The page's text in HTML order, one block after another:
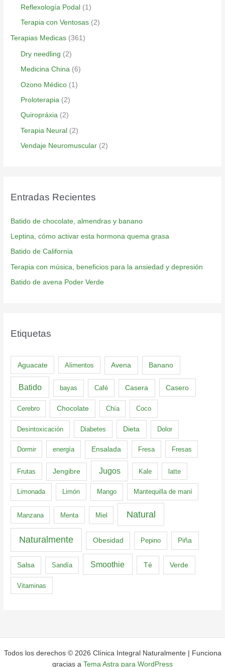
Reflexología Podal (1)
Terapia con Ventosas (2)
Terapias Medicas (361)
Dry needling (2)
Medicina China (6)
Ozono Médico (1)
Proloterapia (2)
Quiropráxia (2)
Terapia Neural (2)
Vendaje Neuromuscular (2)
Entradas Recientes
Batido de chocolate, almendras y banano
Leptina, cómo activar esta hormona quema grasa
Batido de California
Terapia con música, beneficios para la ansiedad y depresión
Batido de avena Poder Verde
Etiquetas
Aguacate Alimentos Avena Banano
Batido bayas Café Casera Casero
Cerebro Chocolate Chía Coco
Desintoxicación Diabetes Dieta Dolor
Dormir energía Ensalada Fresa Fresas
Frutas Jengibre Jugos Kale latte
Limonada Limón Mango Mantequilla de maní
Manzana Menta Miel Natural
Naturalmente Obesidad Pepino Piña
Salsa Sandía Smoothie Té Verde
Vitaminas
Todos los derechos © 2026 Clínica Integral Naturalmente | Funciona
gracias a Tema Astra para WordPress